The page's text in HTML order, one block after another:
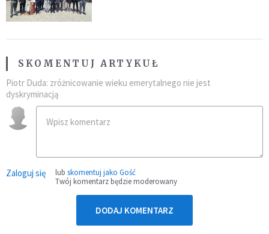
SKOMENTUJ ARTYKUŁ
Piotr Duda: zróżnicowanie wieku emerytalnego nie jest
dyskryminacją
Zaloguj się lub skomentuj jako Gość
Twój komentarz będzie moderowany
DODAJ KOMENTARZ